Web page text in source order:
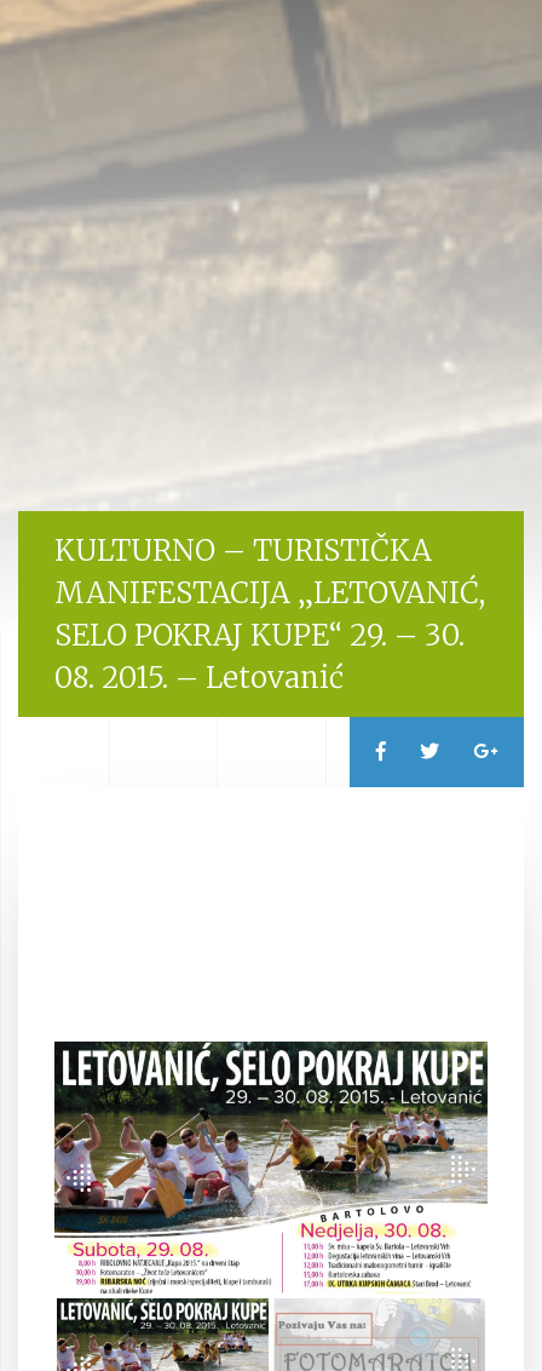
KULTURNO – TURISTIČKA
MANIFESTACIJA „LETOVANIĆ,
SELO POKRAJ KUPE“ 29. – 30.
08. 2015. – Letovanić